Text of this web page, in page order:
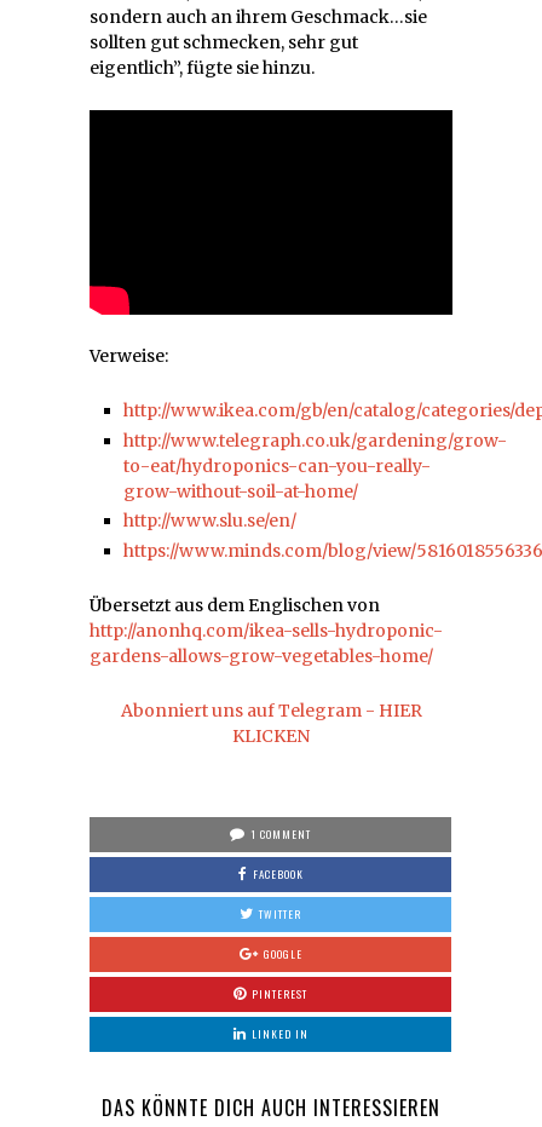
sondern auch an ihrem Geschmack…sie
sollten gut schmecken, sehr gut
eigentlich”, fügte sie hinzu.
Verweise:
http://www.ikea.com/gb/en/catalog/categories/
http://www.telegraph.co.uk/gardening/grow-
to-eat/hydroponics-can-you-really-
grow-without-soil-at-home/
http://www.slu.se/en/
https://www.minds.com/blog/view/
Übersetzt aus dem Englischen von
http://anonhq.com/ikea-sells-hydroponic-
gardens-allows-grow-vegetables-home/
Abonniert uns auf Telegram - HIER
KLICKEN
1 COMMENT
FACEBOOK
TWITTER
GOOGLE
PINTEREST
LINKED IN
DAS KÖNNTE DICH AUCH INTERESSIEREN